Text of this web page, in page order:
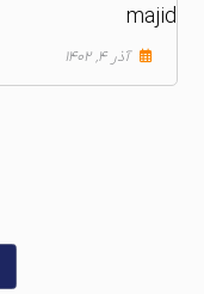
majid
آذر ۴, ۱۴۰۲